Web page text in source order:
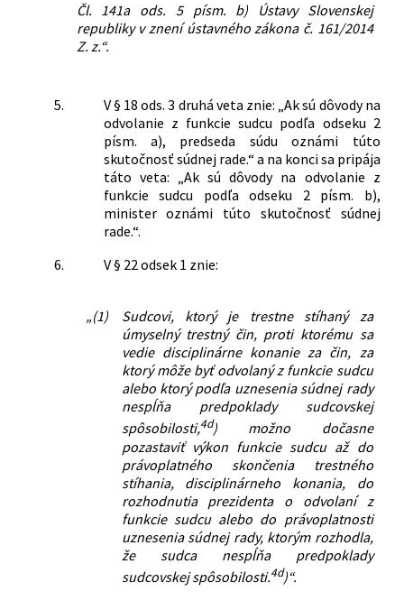
Čl. 141a ods. 5 písm. b) Ústavy Slovenskej
republiky v znení ústavného zákona č. 161/2014
Z. z.“.
5.
V § 18 ods. 3 druhá veta znie: „Ak sú dôvody na
odvolanie z funkcie sudcu podľa odseku 2
písm. a), predseda súdu oznámi túto
skutočnosť súdnej rade.“ a na konci sa pripája
táto veta: „Ak sú dôvody na odvolanie z
funkcie sudcu podľa odseku 2 písm. b),
minister oznámi túto skutočnosť súdnej
rade.“.
6.
V § 22 odsek 1 znie:
„(1)
Sudcovi, ktorý je trestne stíhaný za
úmyselný trestný čin, proti ktorému sa
vedie disciplinárne konanie za čin, za
ktorý môže byť odvolaný z funkcie sudcu
alebo ktorý podľa uznesenia súdnej rady
nespĺňa predpoklady sudcovskej
spôsobilosti,4d) možno dočasne
pozastaviť výkon funkcie sudcu až do
právoplatného skončenia trestného
stíhania, disciplinárneho konania, do
rozhodnutia prezidenta o odvolaní z
funkcie sudcu alebo do právoplatnosti
uznesenia súdnej rady, ktorým rozhodla,
že sudca nespĺňa predpoklady
sudcovskej spôsobilosti.4d)“.